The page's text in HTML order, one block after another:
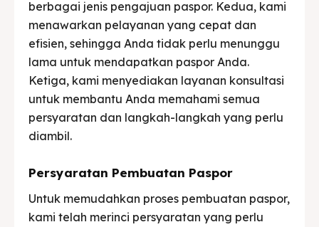
berbagai jenis pengajuan paspor. Kedua, kami
menawarkan pelayanan yang cepat dan
efisien, sehingga Anda tidak perlu menunggu
lama untuk mendapatkan paspor Anda.
Ketiga, kami menyediakan layanan konsultasi
untuk membantu Anda memahami semua
persyaratan dan langkah-langkah yang perlu
diambil.
Persyaratan Pembuatan Paspor
Untuk memudahkan proses pembuatan paspor,
kami telah merinci persyaratan yang perlu